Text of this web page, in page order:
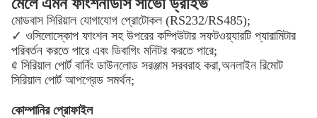
মোডবাস সিরিয়াল যোগাযোগ প্রোটোকল (RS232/RS485);
✓ ওসিলোস্কোপ ফাংশন সহ উপরের কম্পিউটার সফটওয়্যারটি প্যারামিটার
পরিবর্তন করতে পারে এবং ডিবাগিং মনিটর করতে পারে;
¢ সিরিয়াল পোর্ট বার্নিং ডাউনলোড সরঞ্জাম সরবরাহ করা,অনলাইন রিমোট
সিরিয়াল পোর্ট আপগ্রেড সমর্থন;
কোম্পানির প্রোফাইল